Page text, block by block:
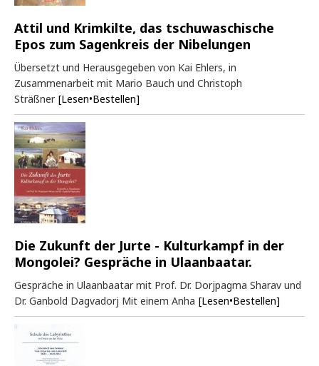
Attil und Krimkilte, das tschuwaschische
Epos zum Sagenkreis der Nibelungen
Übersetzt und Herausgegeben von Kai Ehlers, in
Zusammenarbeit mit Mario Bauch und Christoph
Sträßner [Lesen•Bestellen]
Die Zukunft der Jurte - Kulturkampf in der
Mongolei? Gespräche in Ulaanbaatar.
Gespräche in Ulaanbaatar mit Prof. Dr. Dorjpagma Sharav und
Dr. Ganbold Dagvadorj Mit einem Anha [Lesen•Bestellen]